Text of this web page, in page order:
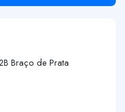
Braço de Prata